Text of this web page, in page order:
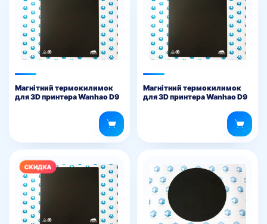
Магнітний термокилимок
для 3D принтера Wanhao D9
Магнітний термокилимок
для 3D принтера Wanhao D9